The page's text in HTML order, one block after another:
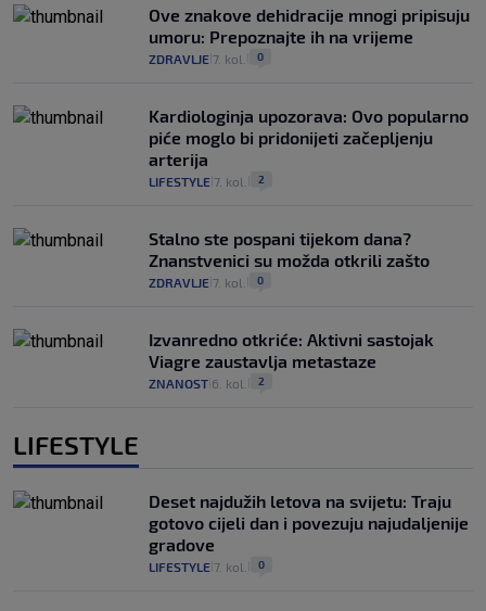
Ove znakove dehidracije mnogi pripisuju
umoru: Prepoznajte ih na vrijeme
ZDRAVLJE 7. kol. 0
Kardiologinja upozorava: Ovo popularno
piće moglo bi pridonijeti začepljenju
arterija
LIFESTYLE 7. kol. 2
Stalno ste pospani tijekom dana?
Znanstvenici su možda otkrili zašto
ZDRAVLJE 7. kol. 0
Izvanredno otkriće: Aktivni sastojak
Viagre zaustavlja metastaze
ZNANOST 6. kol. 2
LIFESTYLE
Deset najdužih letova na svijetu: Traju
gotovo cijeli dan i povezuju najudaljenije
gradove
LIFESTYLE 7. kol. 0